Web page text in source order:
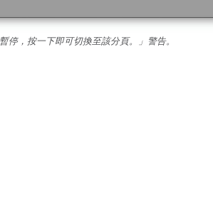
停，按一下即可切換至該分頁。」警告。